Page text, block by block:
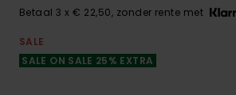
Betaal 3 x € 22,50, zonder rente met
SALE
SALE ON SALE 25% EXTRA